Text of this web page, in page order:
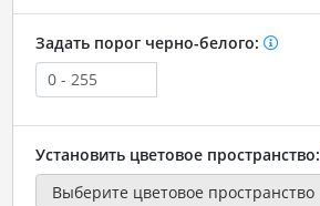
Задать порог черно-белого:
Установить цветовое пространство: